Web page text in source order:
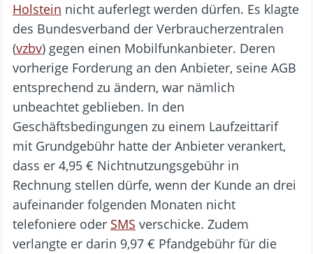
Holstein nicht auferlegt werden dürfen. Es klagte
des Bundesverband der Verbraucherzentralen
(vzbv) gegen einen Mobilfunkanbieter. Deren
vorherige Forderung an den Anbieter, seine AGB
entsprechend zu ändern, war nämlich
unbeachtet geblieben. In den
Geschäftsbedingungen zu einem Laufzeittarif
mit Grundgebühr hatte der Anbieter verankert,
dass er 4,95 € Nichtnutzungsgebühr in
Rechnung stellen dürfe, wenn der Kunde an drei
aufeinander folgenden Monaten nicht
telefoniere oder SMS verschicke. Zudem
verlangte er darin 9,97 € Pfandgebühr für die